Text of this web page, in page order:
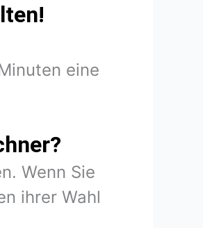
eine
Wenn Sie
ihrer Wahl